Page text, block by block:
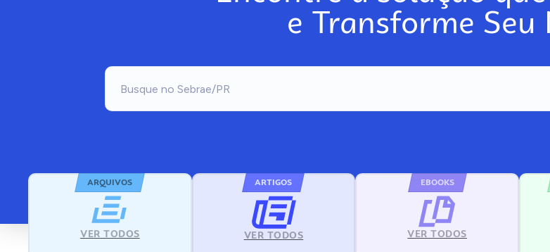
e Transforme Seu
ARQUIVOS
VER TODOS
ARTIGOS
VER TODOS
EBOOKS
VER TODOS